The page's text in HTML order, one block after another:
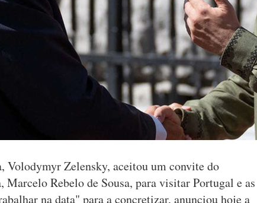
Volodymyr Zelensky, aceitou um convite do
Marcelo Rebelo de Sousa, para visitar Portugal e as
na data" para a concretizar, anunciou hoje a